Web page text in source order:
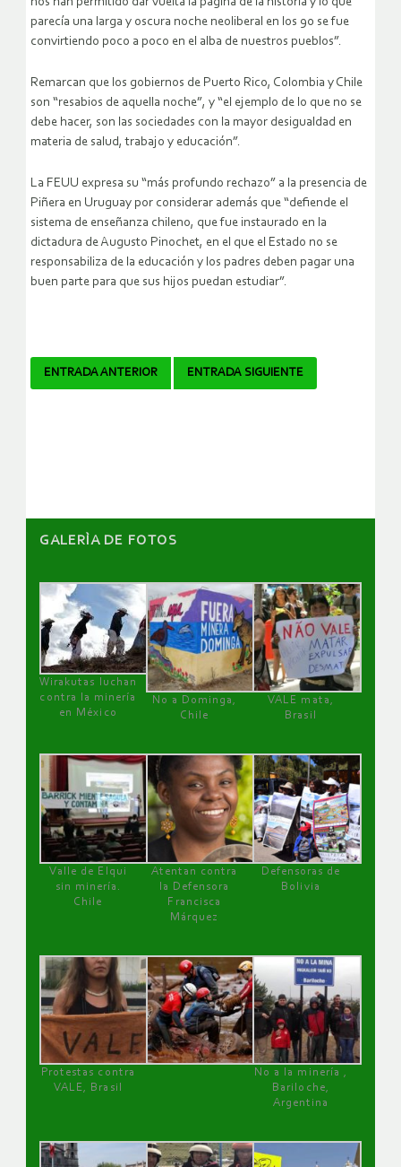
parecía una larga y oscura noche neoliberal en los 90 se fue
convirtiendo poco a poco en el alba de nuestros pueblos”.
Remarcan que los gobiernos de Puerto Rico, Colombia y Chile
son “resabios de aquella noche”, y “el ejemplo de lo que no se
debe hacer, son las sociedades con la mayor desigualdad en
materia de salud, trabajo y educación”.
La FEUU expresa su “más profundo rechazo” a la presencia de
Piñera en Uruguay por considerar además que “defiende el
sistema de enseñanza chileno, que fue instaurado en la
dictadura de Augusto Pinochet, en el que el Estado no se
responsabiliza de la educación y los padres deben pagar una
buen parte para que sus hijos puedan estudiar”.
Navegador
ENTRADA ANTERIOR ENTRADA SIGUIENTE
GALERÌA DE FOTOS
Wirakutas luchan
contra la minería
en México
No a Dominga,
Chile
VALE mata,
Brasil
Valle de Elqui
sin minería.
Chile
Atentan contra
la Defensora
Francisca
Márquez
Defensoras de
Bolivia
Protestas contra
VALE, Brasil
No a la minería ,
Bariloche,
Argentina